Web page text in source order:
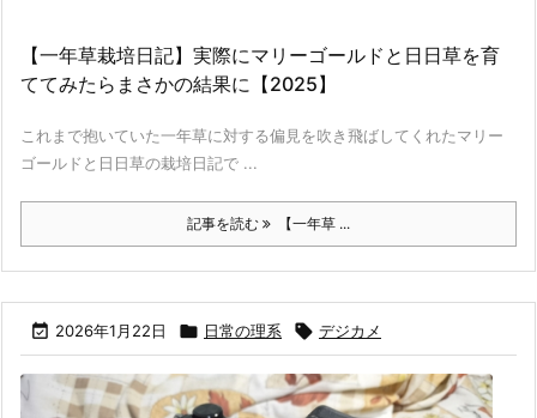
【一年草栽培日記】実際にマリーゴールドと日日草を育
ててみたらまさかの結果に【2025】
これまで抱いていた一年草に対する偏見を吹き飛ばしてくれたマリー
ゴールドと日日草の栽培日記で ...
記事を読む 【一年草 ...
 2026年1月22日  日常の理系  デジカメ